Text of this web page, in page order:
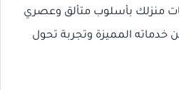
منزلك بأسلوب متألق وعصري
خدماته المميزة وتجربة تحول